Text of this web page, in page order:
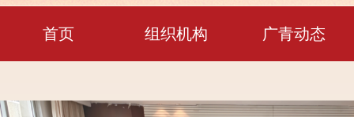
首页 组织机构 广青动态